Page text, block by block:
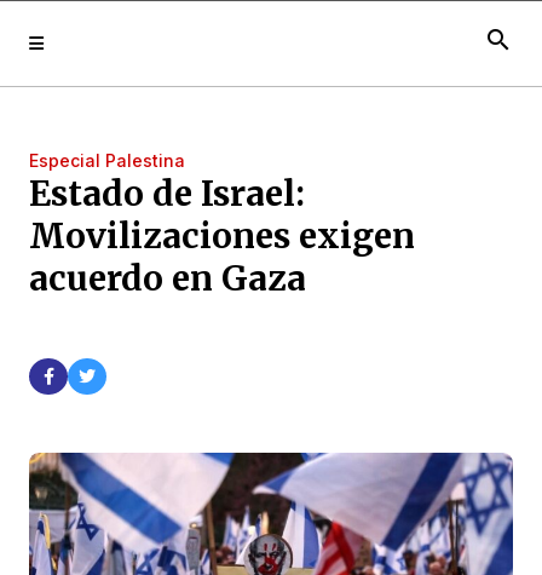
search
Especial Palestina
Estado de Israel:
Movilizaciones exigen
acuerdo en Gaza